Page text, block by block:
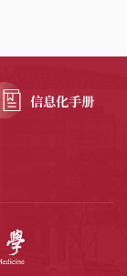
信息化手册